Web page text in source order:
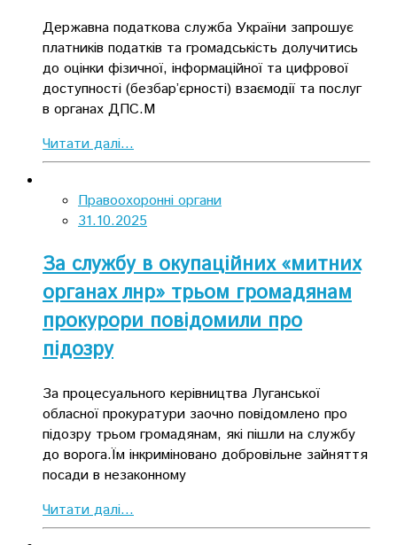
Державна податкова служба України запрошує
платників податків та громадськість долучитись
до оцінки фізичної, інформаційної та цифрової
доступності (безбар’єрності) взаємодії та послуг
в органах ДПС.М
Читати далі...
Правоохоронні органи
31.10.2025
За службу в окупаційних «митних
органах лнр» трьом громадянам
прокурори повідомили про
підозру
За процесуального керівництва Луганської
обласної прокуратури заочно повідомлено про
підозру трьом громадянам, які пішли на службу
до ворога.Їм інкриміновано добровільне зайняття
посади в незаконному
Читати далі...